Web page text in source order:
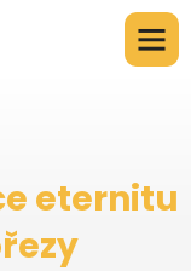
eternitu